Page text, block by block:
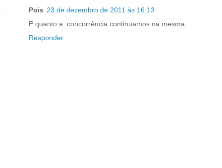
Pois 23 de dezembro de 2011 às 16:13
E quanto a concorrência continuamos na mesma.
Responder